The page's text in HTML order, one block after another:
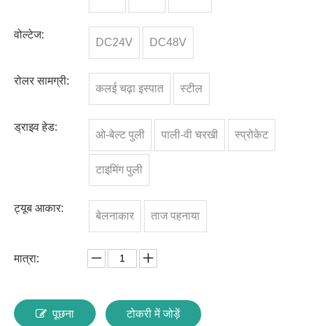
वोल्टेज:
DC24V DC48V
रोलर सामग्री:
कलई चढ़ा इस्पात स्टील
ड्राइव हेड:
ओ-बेल्ट पुली पाली-वी चरखी स्प्रोकेट
टाइमिंग पुली
ट्यूब आकार:
बेलनाकार ताज पहनाया
मात्रा:
पूछना टोकरी में जोड़ें